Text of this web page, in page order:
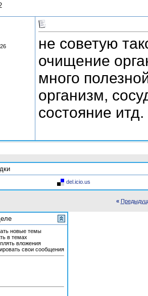
не советую
очищение
много
организм,
состояние итд.
del.icio.us
«
новые темы
в темах
вложения
свои сообщения